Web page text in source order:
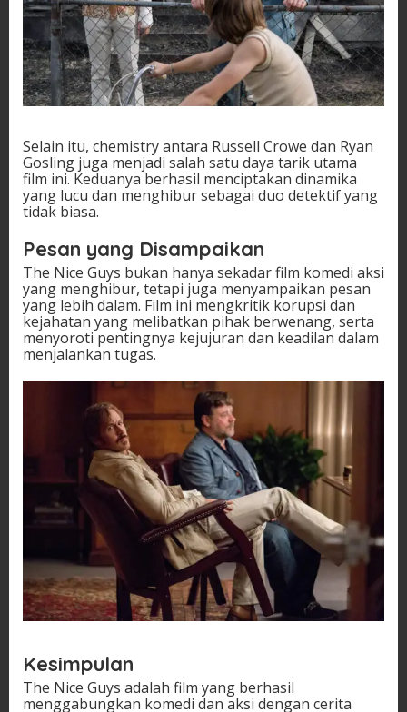
Selain itu, chemistry antara Russell Crowe dan Ryan
Gosling juga menjadi salah satu daya tarik utama
film ini. Keduanya berhasil menciptakan dinamika
yang lucu dan menghibur sebagai duo detektif yang
tidak biasa.
Pesan yang Disampaikan
The Nice Guys bukan hanya sekadar film komedi aksi
yang menghibur, tetapi juga menyampaikan pesan
yang lebih dalam. Film ini mengkritik korupsi dan
kejahatan yang melibatkan pihak berwenang, serta
menyoroti pentingnya kejujuran dan keadilan dalam
menjalankan tugas.
Kesimpulan
The Nice Guys adalah film yang berhasil
menggabungkan komedi dan aksi dengan cerita